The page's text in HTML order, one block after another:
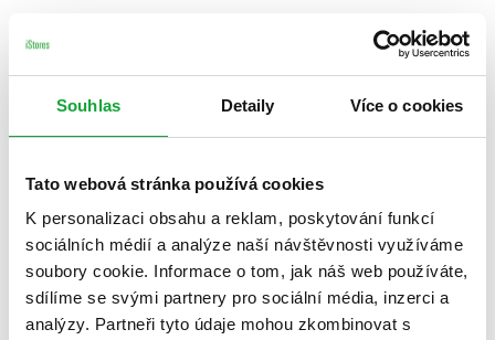
Souhlas Detaily Více o cookies
Tato webová stránka používá cookies
K personalizaci obsahu a reklam, poskytování funkcí
sociálních médií a analýze naší návštěvnosti využíváme
soubory cookie. Informace o tom, jak náš web používáte,
sdílíme se svými partnery pro sociální média, inzerci a
analýzy. Partneři tyto údaje mohou zkombinovat s